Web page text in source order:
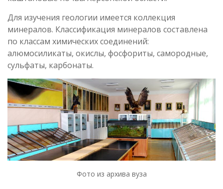
Для изучения геологии имеется коллекция
минералов. Классификация минералов составлена
по классам химических соединений:
алюмосиликаты, окислы, фосфориты, самородные,
сульфаты, карбонаты.
Фото из архива вуза